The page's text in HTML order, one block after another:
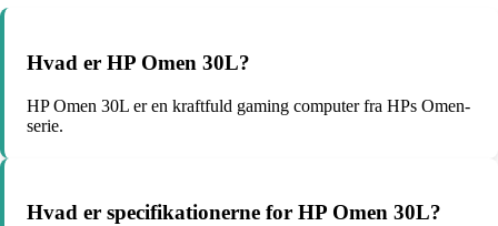
Hvad er HP Omen 30L?
HP Omen 30L er en kraftfuld gaming computer fra HPs Omen-
serie.
Hvad er specifikationerne for HP Omen 30L?